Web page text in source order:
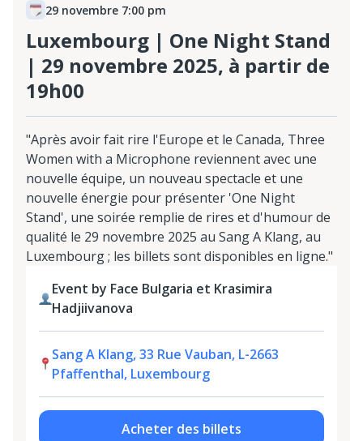
29 novembre 7:00 pm
Luxembourg | One Night Stand
| 29 novembre 2025, à partir de
19h00
"Après avoir fait rire l'Europe et le Canada, Three
Women with a Microphone reviennent avec une
nouvelle équipe, un nouveau spectacle et une
nouvelle énergie pour présenter 'One Night
Stand', une soirée remplie de rires et d'humour de
qualité le 29 novembre 2025 au Sang A Klang, au
Luxembourg ; les billets sont disponibles en ligne."
Event by Face Bulgaria et Krasimira
Hadjiivanova
Sang A Klang, 33 Rue Vauban, L-2663
Pfaffenthal, Luxembourg
Acheter des billets